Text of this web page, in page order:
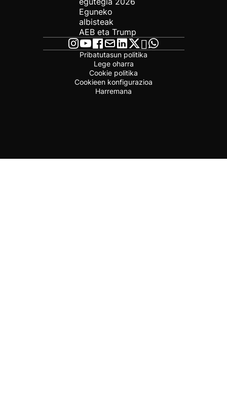
Eguneko
albisteak
AEB eta Trump
Pribatutasun politika
Lege oharra
Cookie politika
Cookieen konfigurazioa
Harremana